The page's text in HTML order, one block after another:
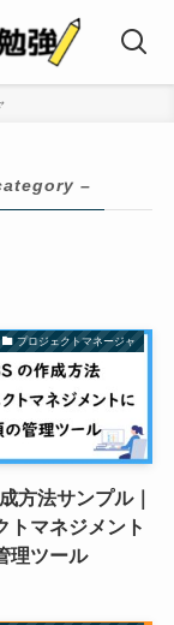
–
プロジェクトマネージャ
方法サンプル｜
トマネジメント
理ツール